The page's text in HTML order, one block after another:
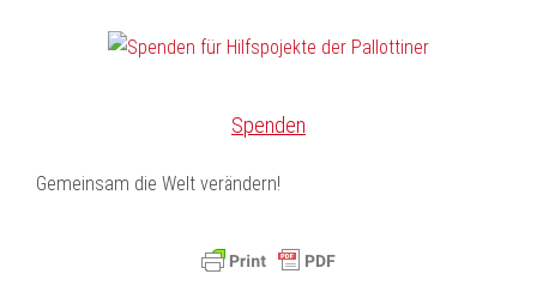
Spenden
Gemeinsam die Welt verändern!